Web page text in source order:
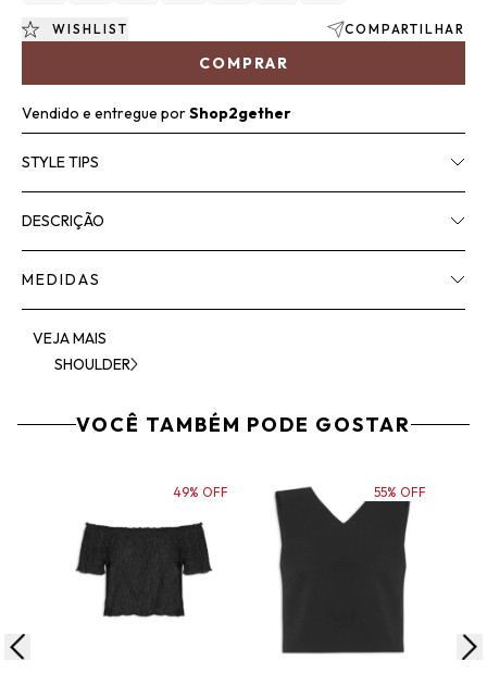
COMPRAR
WISHLIST COMPARTILHAR
Vendido e entregue porShop2gether
STYLE TIPS
DESCRIÇÃO
MEDIDAS
VEJA MAIS
SHOULDER
VOCÊ TAMBÉM PODE GOSTAR
49% OFF 55% OFF